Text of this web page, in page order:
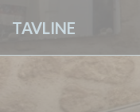
TAVLINE